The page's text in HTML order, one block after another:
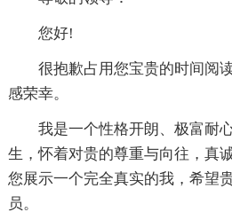
您好!
很抱歉占用您宝贵的时间阅
感荣幸。
我是一个性格开朗、极富耐
生，怀着对贵的尊重与向往，真
您展示一个完全真实的我，希望
员。